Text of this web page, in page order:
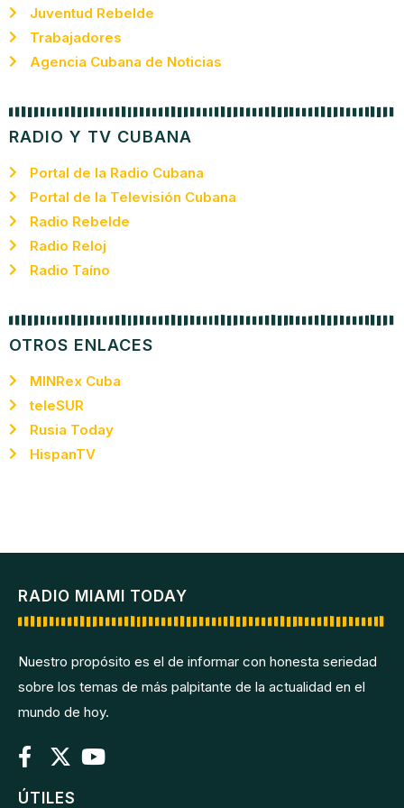
Juventud Rebelde
Trabajadores
Agencia Cubana de Noticias
RADIO Y TV CUBANA
Portal de la Radio Cubana
Portal de la Televisión Cubana
Radio Rebelde
Radio Reloj
Radio Taíno
OTROS ENLACES
MINRex Cuba
teleSUR
Rusia Today
HispanTV
RADIO MIAMI TODAY
Nuestro propósito es el de informar con honesta seriedad
sobre los temas de más palpitante de la actualidad en el
mundo de hoy.
ÚTILES